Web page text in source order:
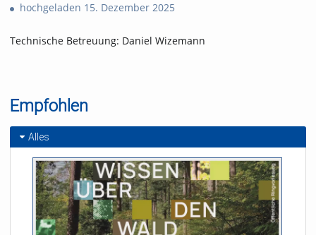
hochgeladen 15. Dezember 2025
Technische Betreuung: Daniel Wizemann
Empfohlen
Alles